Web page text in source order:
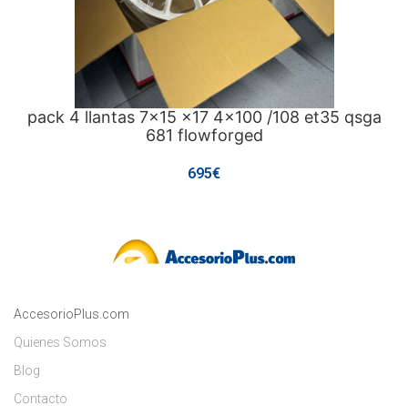
pack 4 llantas 7x15 x17 4x100 /108 et35 qsga
681 flowforged
695€
AccesorioPlus.com
Quienes Somos
Blog
Contacto